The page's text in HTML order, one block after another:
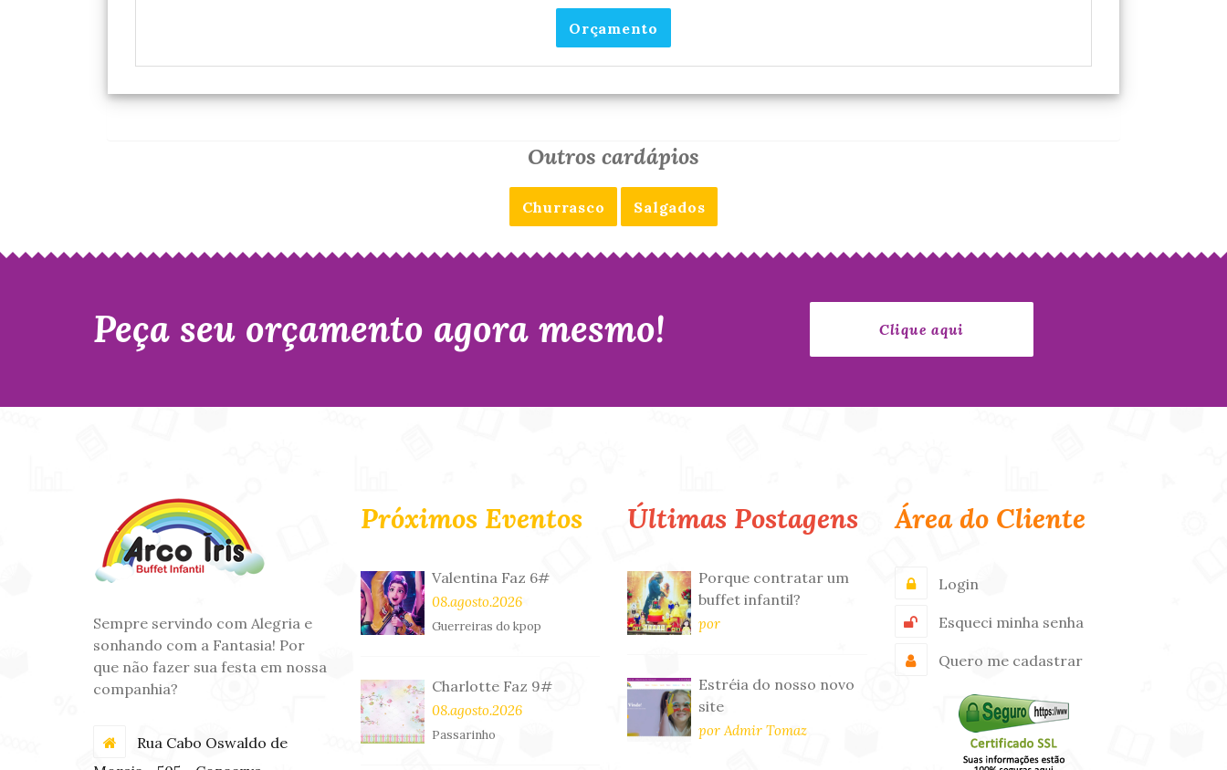
Orçamento
Outros cardápios
Churrasco Salgados
Peça seu orçamento agora mesmo!
Sempre servindo com Alegria e
sonhando com a Fantasia! Por
que não fazer sua festa em nossa
companhia?
Rua Cabo Oswaldo de
Próximos Eventos
Valentina Faz 6#
08.agosto.2026
Guerreiras do kpop
Charlotte Faz 9#
08.agosto.2026
Passarinho
Últimas Postagens
Porque contratar um
buffet infantil?
por
Estréia do nosso novo
site
por Admir Tomaz
Área do Cliente
Login
Esqueci minha senha
Quero me cadastrar